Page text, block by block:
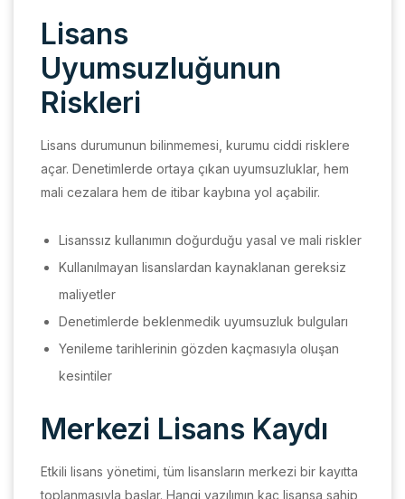
Lisans
Uyumsuzluğunun
Riskleri
Lisans durumunun bilinmemesi, kurumu ciddi risklere
açar. Denetimlerde ortaya çıkan uyumsuzluklar, hem
mali cezalara hem de itibar kaybına yol açabilir.
Lisanssız kullanımın doğurduğu yasal ve mali riskler
Kullanılmayan lisanslardan kaynaklanan gereksiz
maliyetler
Denetimlerde beklenmedik uyumsuzluk bulguları
Yenileme tarihlerinin gözden kaçmasıyla oluşan
kesintiler
Merkezi Lisans Kaydı
Etkili lisans yönetimi, tüm lisansların merkezi bir kayıtta
toplanmasıyla başlar. Hangi yazılımın kaç lisansa sahip